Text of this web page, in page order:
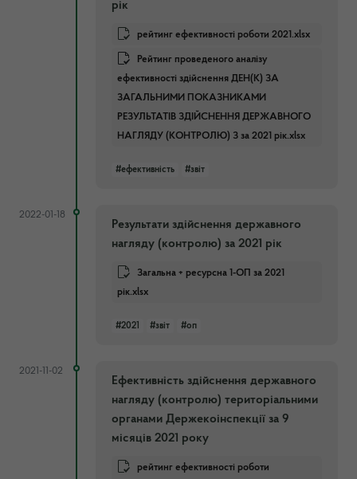
рік
рейтинг ефективності роботи 2021.xlsx
Рейтинг проведеного аналізу
ефективності здійснення ДЕН(К) ЗА
ЗАГАЛЬНИМИ ПОКАЗНИКАМИ
РЕЗУЛЬТАТІВ ЗДІЙСНЕННЯ ДЕРЖАВНОГО
НАГЛЯДУ (КОНТРОЛЮ) З за 2021 рік.xlsx
#ефективність #звіт
2022-01-18
Результати здійснення державного
нагляду (контролю) за 2021 рік
Загальна + ресурсна 1-ОП за 2021
рік.xlsx
#2021 #звіт #оп
2021-11-02
Ефективність здійснення державного
нагляду (контролю) територіальними
органами Держекоінспекції за 9
місяців 2021 року
рейтинг ефективності роботи